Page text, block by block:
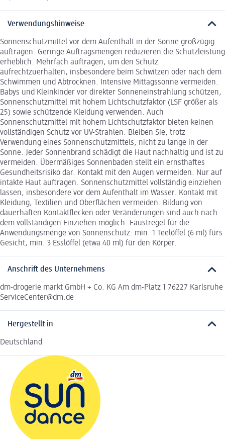
Verwendungshinweise
Sonnenschutzmittel vor dem Aufenthalt in der Sonne großzügig
auftragen. Geringe Auftragsmengen reduzieren die Schutzleistung
erheblich. Mehrfach auftragen, um den Schutz
aufrechtzuerhalten, insbesondere beim Schwitzen oder nach dem
Schwimmen und Abtrocknen. Intensive Mittagssonne vermeiden.
Babys und Kleinkinder vor direkter Sonneneinstrahlung schützen,
Sonnenschutzmittel mit hohem Lichtschutzfaktor (LSF größer als
25) sowie schützende Kleidung verwenden. Auch
Sonnenschutzmittel mit hohem Lichtschutzfaktor bieten keinen
vollständigen Schutz vor UV-Strahlen. Bleiben Sie, trotz
Verwendung eines Sonnenschutzmittels, nicht zu lange in der
Sonne. Jeder Sonnenbrand schädigt die Haut nachhaltig und ist zu
vermeiden. Übermäßiges Sonnenbaden stellt ein ernsthaftes
Gesundheitsrisiko dar. Kontakt mit den Augen vermeiden. Nur auf
intakte Haut auftragen. Sonnenschutzmittel vollständig einziehen
lassen, insbesondere vor dem Aufenthalt im Wasser. Kontakt mit
Kleidung, Textilien und Oberflächen vermeiden. Bildung von
dauerhaften Kontaktflecken oder Veränderungen sind auch nach
dem vollständigen Einziehen möglich. Faustregel für die
Anwendungsmenge von Sonnenschutz: min. 1 Teelöffel (6 ml) fürs
Gesicht, min. 3 Esslöffel (etwa 40 ml) für den Körper.
Anschrift des Unternehmens
dm-drogerie markt GmbH + Co. KG Am dm-Platz 1 76227 Karlsruhe
ServiceCenter@dm.de
Hergestellt in
Deutschland